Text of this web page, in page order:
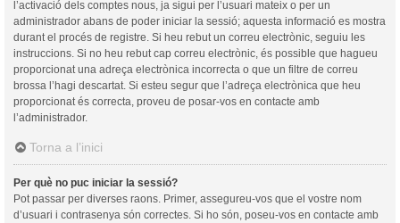
l’activació dels comptes nous, ja sigui per l’usuari mateix o per un
administrador abans de poder iniciar la sessió; aquesta informació es mostra
durant el procés de registre. Si heu rebut un correu electrònic, seguiu les
instruccions. Si no heu rebut cap correu electrònic, és possible que hagueu
proporcionat una adreça electrònica incorrecta o que un filtre de correu
brossa l’hagi descartat. Si esteu segur que l’adreça electrònica que heu
proporcionat és correcta, proveu de posar-vos en contacte amb
l’administrador.
Torna a l’inici
Per què no puc iniciar la sessió?
Pot passar per diverses raons. Primer, assegureu-vos que el vostre nom
d’usuari i contrasenya són correctes. Si ho són, poseu-vos en contacte amb